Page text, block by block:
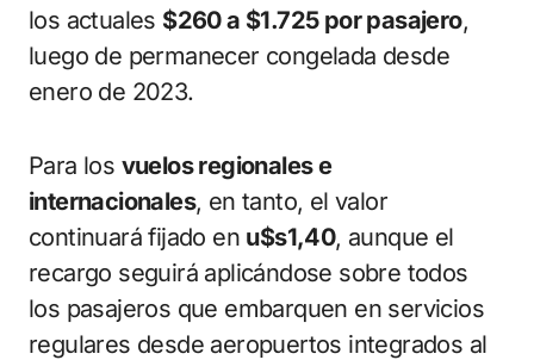
los actuales $260 a $1.725 por pasajero,
luego de permanecer congelada desde
enero de 2023.
Para los vuelos regionales e
internacionales, en tanto, el valor
continuará fijado en u$s1,40, aunque el
recargo seguirá aplicándose sobre todos
los pasajeros que embarquen en servicios
regulares desde aeropuertos integrados al